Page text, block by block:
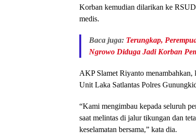
Korban kemudian dilarikan ke
medis.
Baca juga: Terungkap,
Ngrowo Diduga Jadi Korban
AKP Slamet Riyanto menambahkan,
Unit Laka Satlantas Polres
“Kami mengimbau kepada seluruh
saat melintas di jalur tikungan dan
keselamatan bersama,” kata dia.